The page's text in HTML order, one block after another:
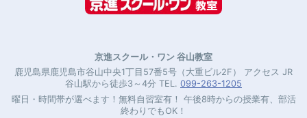
京進スクール・ワン 谷山教室
鹿児島県鹿児島市谷山中央1丁目57番5号（大重ビル2F） アクセス JR
谷山駅から徒歩3～4分 TEL. 099-263-1205
曜日・時間帯が選べます！無料自習室有！ 午後8時からの授業有、部活
終わりでもOK！